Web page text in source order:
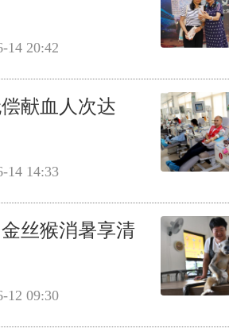
14 20:42
献血人次达
14 14:33
丝猴消暑享清
12 09:30